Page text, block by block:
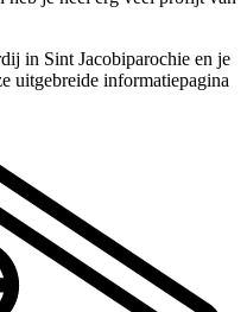
in Sint Jacobiparochie en je
uitgebreide informatiepagina